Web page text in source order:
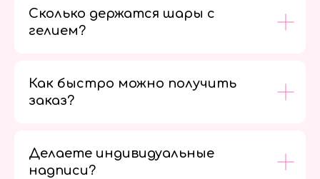
Сколько держатся шары с
гелием?
Как быстро можно получить
заказ?
Делаете индивидуальные
надписи?